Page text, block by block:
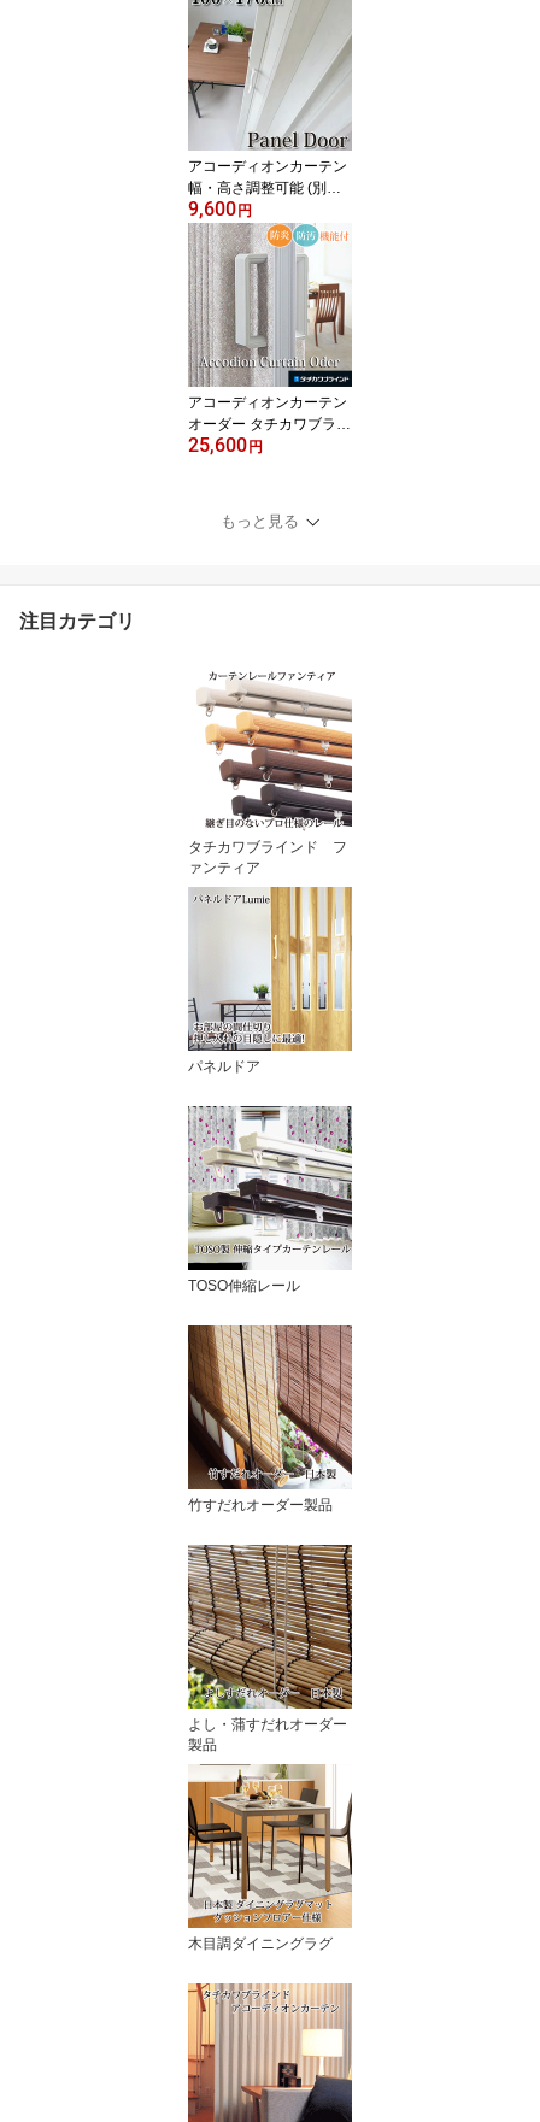
高176cm】 間仕切り ア
コーディオンドア 【代引
アコーディオンカーテン
幅・高さ調整可能 (別売
オプション) ラビート 窓
無 パネルドア 【幅100c
m×高176cm】 間仕切り
アコーディオンドア アコ
ーディオンカーテン 【代
引不可】
9,600 円
アコーディオンカーテン
オーダー タチカワブライ
ンド製 メイト【幅61～9
ョン 防炎 防汚 ホルムア
ルデヒド不使用 裏表生地
25,600 円
もっと見る
注目カテゴリ
タチカワブラインド フ
ァンティア
パネルドア
TOSO伸縮レール
竹すだれオーダー製品
よし・蒲すだれオーダー
製品
木目調ダイニングラグ